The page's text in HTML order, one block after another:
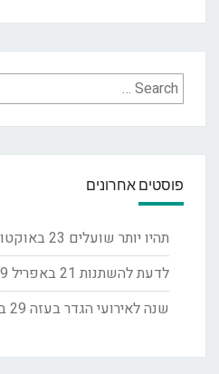
Search
for:
פוסטים אחרונים
תהיו יותר שועלים 23 באוקטובר 2020
לדעת להשתנות 21 באפריל 2019
שנה לאירועי הגדר בעזה 29 במרץ 2019